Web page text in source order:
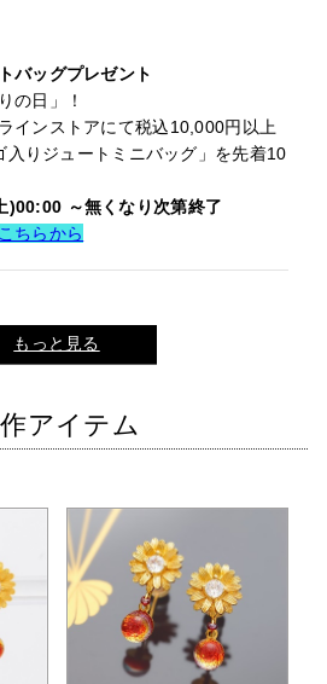
バッグプレゼント
の日」！
インストアにて税込10,000円以上
入りジュートミニバッグ」を先着10
)00:00 ～無くなり次第終了
ちらから
もっと見る
アイテム